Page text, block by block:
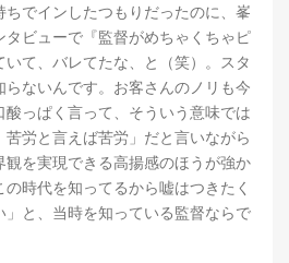
でインしたつもりだったのに、峯
タビューで『監督がめちゃくちゃピ
いて、バレてたな、と（笑）。スタ
らないんです。お客さんのノリも今
っぱく言って、そういう意味では
苦労と言えば苦労」だと言いながら
観を実現できる高揚感のほうが強か
時代を知ってるから嘘はつきたく
」と、当時を知っている監督ならで